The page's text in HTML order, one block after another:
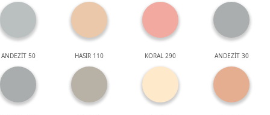
ANDEZİT 50 HASIR 110 KORAL 290 ANDEZİT 30